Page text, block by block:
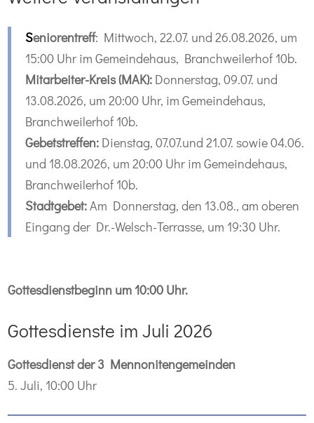
Seniorentreff: Mittwoch, 22.07. und 26.08.2026, um
15:00 Uhr im Gemeindehaus, Branchweilerhof 10b.
Mitarbeiter-Kreis (MAK): Donnerstag, 09.07. und
13.08.2026, um 20:00 Uhr, im Gemeindehaus,
Branchweilerhof 10b.
Gebetstreffen: Dienstag, 07.07.und 21.07. sowie 04.06.
und 18.08.2026, um 20:00 Uhr im Gemeindehaus,
Branchweilerhof 10b.
Stadtgebet:Am Donnerstag, den 13.08., am oberen
Eingang der Dr.-Welsch-Terrasse, um 19:30 Uhr.
Gottesdienstbeginn um 10:00 Uhr.
Gottesdienste im Juli 2026
Gottesdienst der 3 Mennonitengemeinden
5. Juli, 10:00 Uhr